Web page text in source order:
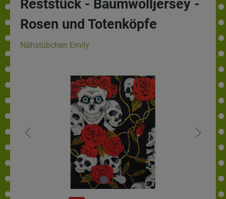
Reststück - Baumwolljersey -
Rosen und Totenköpfe
Nähstübchen Emily